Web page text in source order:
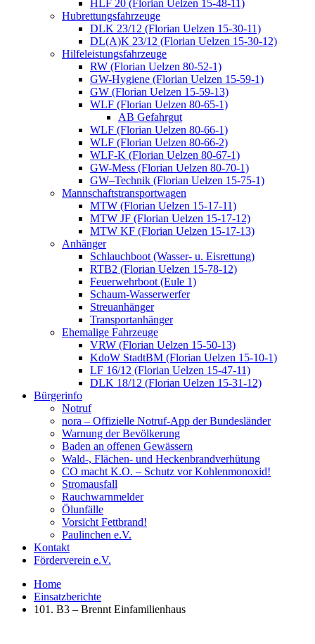
HLF 20 (Florian Uelzen 15-48-11)
Hubrettungsfahrzeuge
DLK 23/12 (Florian Uelzen 15-30-11)
DL(A)K 23/12 (Florian Uelzen 15-30-12)
Hilfeleistungsfahrzeuge
RW (Florian Uelzen 80-52-1)
GW-Hygiene (Florian Uelzen 15-59-1)
GW (Florian Uelzen 15-59-13)
WLF (Florian Uelzen 80-65-1)
AB Gefahrgut
WLF (Florian Uelzen 80-66-1)
WLF (Florian Uelzen 80-66-2)
WLF-K (Florian Uelzen 80-67-1)
GW-Mess (Florian Uelzen 80-70-1)
GW–Technik (Florian Uelzen 15-75-1)
Mannschaftstransportwagen
MTW (Florian Uelzen 15-17-11)
MTW JF (Florian Uelzen 15-17-12)
MTW KF (Florian Uelzen 15-17-13)
Anhänger
Schlauchboot (Wasser- u. Eisrettung)
RTB2 (Florian Uelzen 15-78-12)
Feuerwehrboot (Eule 1)
Schaum-Wasserwerfer
Streuanhänger
Transportanhänger
Ehemalige Fahrzeuge
VRW (Florian Uelzen 15-50-13)
KdoW StadtBM (Florian Uelzen 15-10-1)
LF 16/12 (Florian Uelzen 15-47-11)
DLK 18/12 (Florian Uelzen 15-31-12)
Bürgerinfo
Notruf
nora – Offizielle Notruf-App der Bundesländer
Warnung der Bevölkerung
Baden an offenen Gewässern
Wald-, Flächen- und Heckenbrandverhütung
CO macht K.O. – Schutz vor Kohlenmonoxid!
Stromausfall
Rauchwarnmelder
Ölunfälle
Vorsicht Fettbrand!
Paulinchen e.V.
Kontakt
Förderverein e.V.
Home
Einsatzberichte
101. B3 – Brennt Einfamilienhaus